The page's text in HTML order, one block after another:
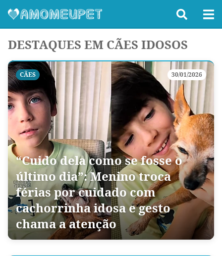
DESTAQUES EM CÃES IDOSOS
CÃES 30/01/2026
“Cuido dela como se fosse o
último dia”: Menino troca
férias por cuidado com
cachorrinha idosa e gesto
chama a atenção